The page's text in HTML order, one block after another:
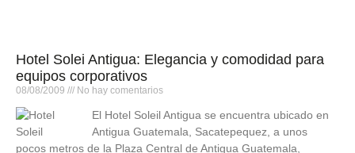
Hotel Solei Antigua: Elegancia y comodidad para
equipos corporativos
08/08/2009 No hay comentarios
El Hotel Soleil Antigua se encuentra ubicado en
Antigua Guatemala, Sacatepequez, a unos
pocos metros de la Plaza Central de Antigua Guatemala,